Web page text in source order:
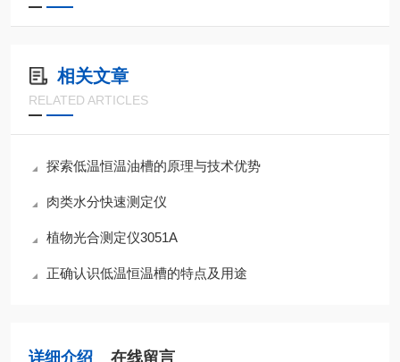
相关文章
RELATED ARTICLES
探索低温恒温油槽的原理与技术优势
肉类水分快速测定仪
植物光合测定仪3051A
正确认识低温恒温槽的特点及用途
详细介绍 在线留言